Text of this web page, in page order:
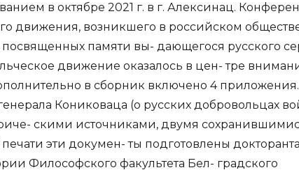
в октябре 2021 г. в г. Алексинац.
движения, возникшего в российском
памяти вы- дающегося русского
движение оказалось в цен- тре
в сборник включено 4
Кониковаца (о русских добровольцах
скими источниками, двумя
эти докумен- ты подготовлены
Философского факультета Бел- градского